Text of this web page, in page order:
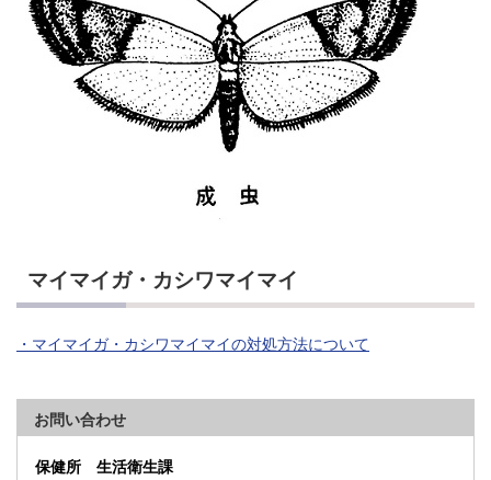
マイマイガ・カシワマイマイ
・マイマイガ・カシワマイマイの対処方法について
お問い合わせ
保健所 生活衛生課